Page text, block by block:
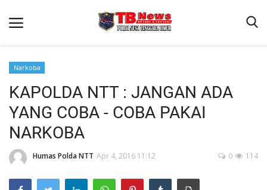
Beranda
Binkam
Terms & Conditions
Reskrim
Lantas
Narkoba
KAPOLDA NTT : JANGAN ADA
YANG COBA - COBA PAKAI
NARKOBA
Humas Polda NTT Apr 4, 2016 11:12 114
0